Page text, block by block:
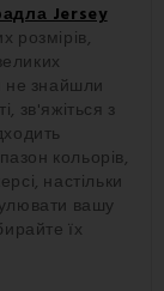
Jersey
розмірів,
не знайшли
зв'яжіться з
кольорів,
настільки
вашу
їх